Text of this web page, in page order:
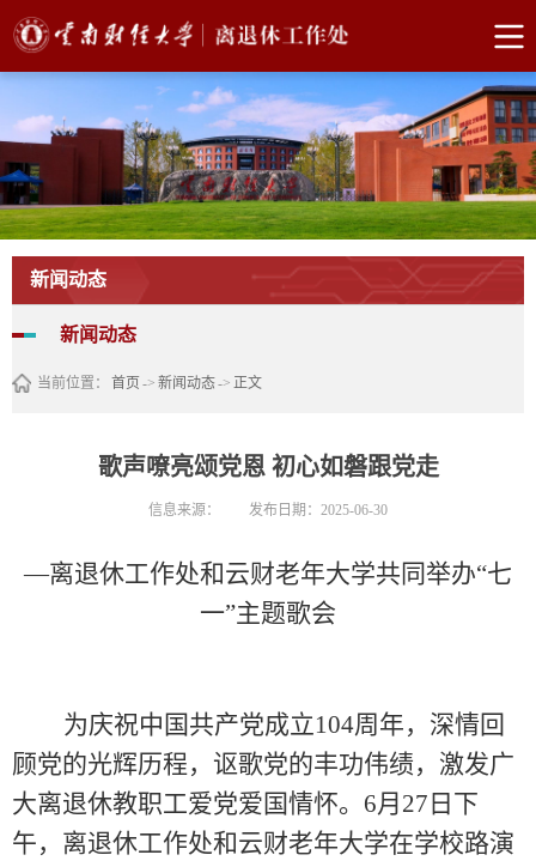
新闻动态
新闻动态
当前位置： 首页 -> 新闻动态-> 正文
歌声嘹亮颂党恩 初心如磐跟党走
信息来源： 发布日期：2025-06-30
—离退休工作处和云财老年大学共同举办“七
一”主题歌会
为庆祝中国共产党成立104周年，深情回
顾党的光辉历程，讴歌党的丰功伟绩，激发广
大离退休教职工爱党爱国情怀。 6月 27 日下
午，离退休工作处和云财老年大学在学校路演